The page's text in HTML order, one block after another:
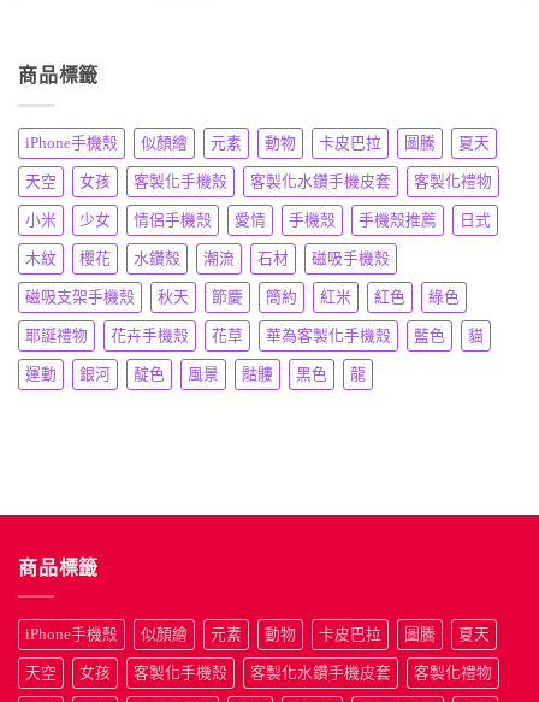
商品標籤
iPhone手機殼 似顏繪 元素 動物 卡皮巴拉 圖騰 夏天
天空 女孩 客製化手機殼 客製化水鑽手機皮套 客製化禮物
小米 少女 情侶手機殼 愛情 手機殼 手機殼推薦 日式
木紋 櫻花 水鑽殼 潮流 石材 磁吸手機殼
磁吸支架手機殼 秋天 節慶 簡約 紅米 紅色 綠色
耶誕禮物 花卉手機殼 花草 華為客製化手機殼 藍色 貓
運動 銀河 靛色 風景 骷髏 黑色 龍
商品標籤
iPhone手機殼 似顏繪 元素 動物 卡皮巴拉 圖騰 夏天
天空 女孩 客製化手機殼 客製化水鑽手機皮套 客製化禮物